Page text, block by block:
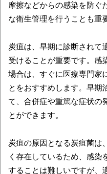
摩擦などからの感染を防ぐ
な衛生管理を行うことも重
炭疽は、早期に診断されて
受けることが重要です。感
場合は、すぐに医療専門家
とをおすすめします。早期
て、合併症や重篤な症状の
とができます。
炭疽の原因となる炭疽菌は
く存在しているため、感染
することは難しいですが、